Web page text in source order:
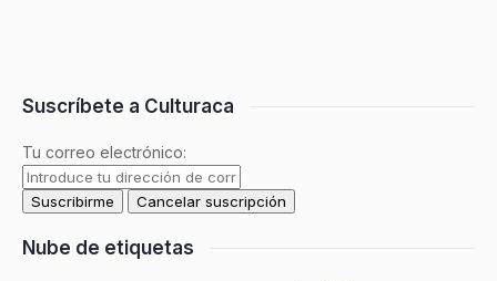
Suscríbete a Culturaca
Tu correo electrónico:
Nube de etiquetas